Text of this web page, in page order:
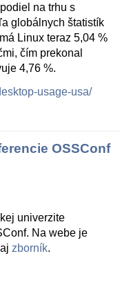
na trhu s
globálnych štatistík
Linux teraz 5,04 %
čím prekonal
4,76 %.
usage-usa/
OSSConf
univerzite
Na webe je
zborník.